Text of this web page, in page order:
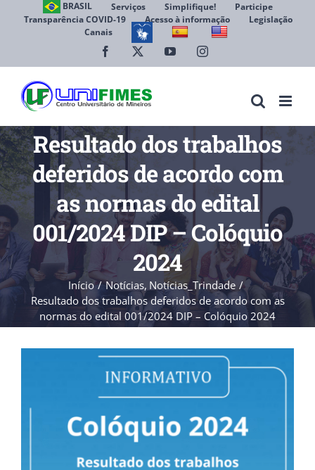
BRASIL Serviços Simplifique!
Participe
Transparência COVID-19
Acesso à informação
Legislação
Canais
Facebook YouTubeInstagram
Resultado dos trabalhos
deferidos de acordo com
as normas do edital
001/2024 DIP – Colóquio
2024
Início Notícias Notícias_Trindade
Resultado dos trabalhos deferidos de acordo com as
normas do edital 001/2024 DIP – Colóquio 2024